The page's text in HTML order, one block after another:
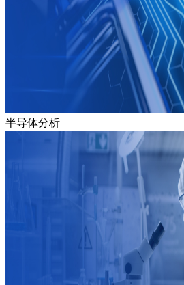
半导体分析